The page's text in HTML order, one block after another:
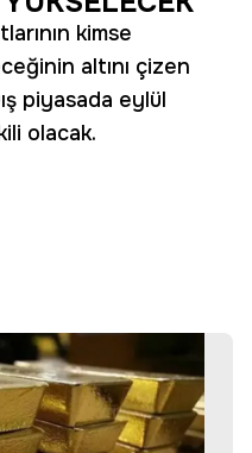
kimse
altını çizen
piyasada eylül
olacak.